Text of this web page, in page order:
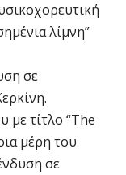
λίμνη”
σε
με τίτλο “The
μέρη του
σε